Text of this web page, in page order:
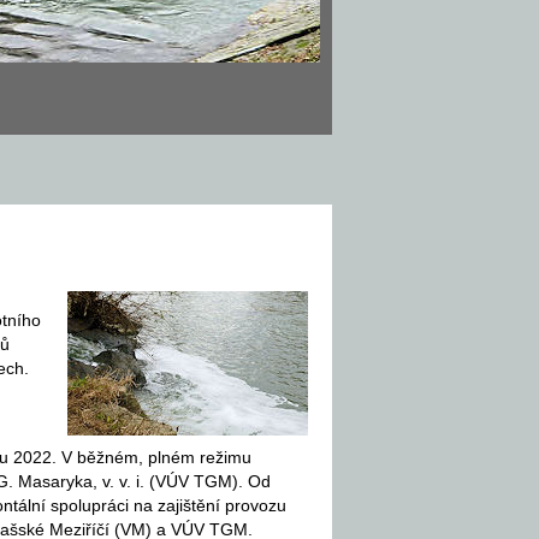
2022. V běžném, plném režimu
Masaryka, v. v. i. (VÚV TGM). Od
spolupráci na zajištění provozu
Meziříčí (VM) a VÚV TGM.